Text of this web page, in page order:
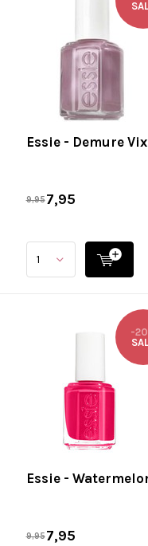
Essie - Demure Vix
9,957,95
Essie -
-
9,957,95